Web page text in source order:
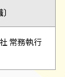
常務執行